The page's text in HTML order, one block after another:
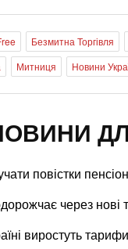
Безмитна Торгівля
Митниця Новини
повістки
через
виростуть